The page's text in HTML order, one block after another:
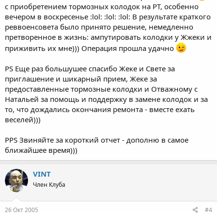
с приобретением тормозных колодок на PT, особенно
вечером в воскресенье :lol: :lol: :lol: В результате краткого
реввоенсовета было принято решение, немедленно
претворенное в жизнь: ампутировать колодки у Жжеки и
приживить их мне))) Операция прошла удачно
PS Еще раз большушее спасибо Жеке и Свете за
приглашение и шикарный прием, Жеке за
предоставленные тормозные колодки и Отважному с
Натальей за помощь и поддержку в замене колодок и за
то, что дождались окончания ремонта - вместе ехать
веселей)))
PPS Звиняйте за короткий отчет - дополню в самое
ближайшее время)))
VINT
Член Клуба
26 Окт 2005 #4